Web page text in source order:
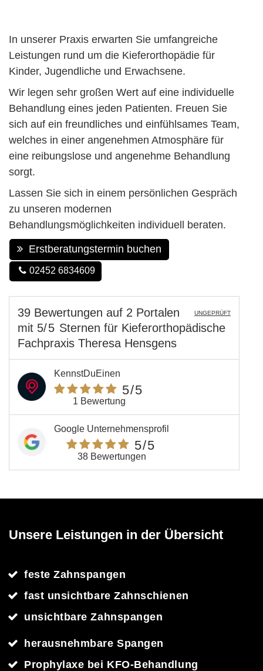
In unserer Praxis erwarten Sie umfangreiche
Leistungen rund um die Kieferorthopädie für
Kinder, Jugendliche und Erwachsene.
Wir legen sehr großen Wert auf eine individuelle
Behandlung eines jeden Patienten. Freuen Sie
sich auf ein freundliches und einfühlsames Team,
welches in einer angenehmen Atmosphäre für
eine reibungslose und angenehme Behandlung
sorgt.
Lassen Sie sich in einem persönlichen Gespräch
zu unseren modernen
Behandlungsmöglichkeiten individuell beraten.
Erstberatungstermin buchen
02452 6834609
UNGEPRÜFT
39 Bewertungen auf 2 Portalen
mit 5/5 Sternen für Kieferorthopädische
Fachpraxis Theresa Hensgens
KennstDuEinen
5/5
1 Bewertung
Google Unternehmensprofil
5/5
38 Bewertungen
Unsere Leistungen in der Übersicht
feste Zahnspangen
fast unsichtbare Zahnschienen
unsichtbare Zahnspangen
herausnehmbare Spangen
Prophylaxe bei KFO-Behandlung